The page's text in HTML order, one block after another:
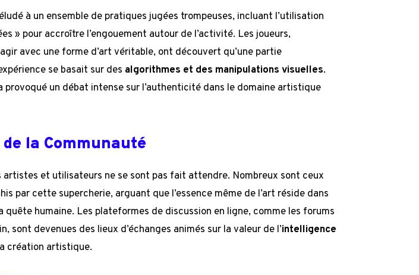
à un ensemble de pratiques jugées trompeuses, incluant l’utilisation
» pour accroître l’engouement autour de l’activité. Les joueurs,
avec une forme d’art véritable, ont découvert qu’une partie
se basait sur des algorithmes et des manipulations visuelles.
provoqué un débat intense sur l’authenticité dans le domaine artistique
la Communauté
artistes et utilisateurs ne se sont pas fait attendre. Nombreux sont ceux
par cette supercherie, arguant que l’essence même de l’art réside dans
quête humaine. Les plateformes de discussion en ligne, comme les forums
sont devenues des lieux d’échanges animés sur la valeur de l’intelligence
création artistique.